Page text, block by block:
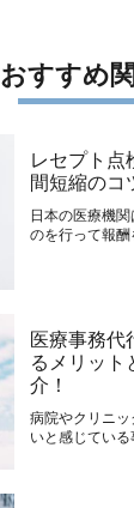
おすすめ
レセプト点
間短縮のコ
日本の医療機
のを行って報
医療事務代
るメリット
介！
病院やクリニ
いと感じてい